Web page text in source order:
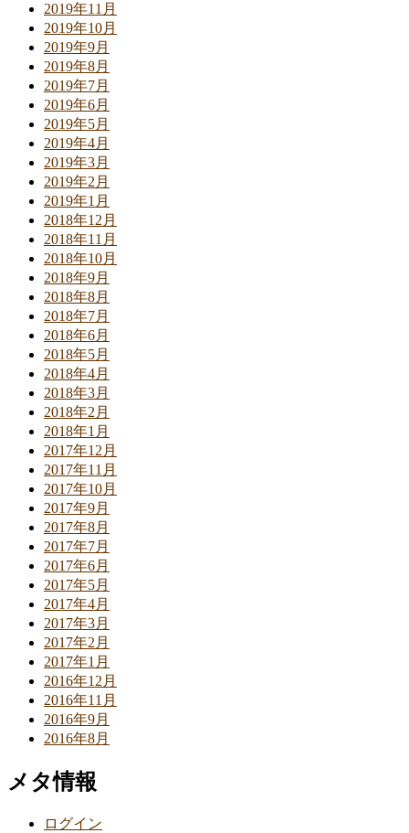
2019年11月
2019年10月
2019年9月
2019年8月
2019年7月
2019年6月
2019年5月
2019年4月
2019年3月
2019年2月
2019年1月
2018年12月
2018年11月
2018年10月
2018年9月
2018年8月
2018年7月
2018年6月
2018年5月
2018年4月
2018年3月
2018年2月
2018年1月
2017年12月
2017年11月
2017年10月
2017年9月
2017年8月
2017年7月
2017年6月
2017年5月
2017年4月
2017年3月
2017年2月
2017年1月
2016年12月
2016年11月
2016年9月
2016年8月
メタ情報
ログイン